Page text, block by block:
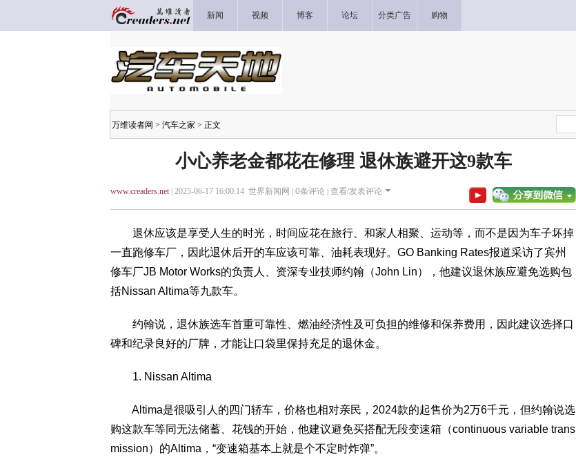
新闻 视频 博客 论坛 分类广告 购物
万维读者网 > 汽车之家 > 正文
小心养老金都花在修理 退休族避开这9款车
www.creaders.net| 2025-06-17 16:00:14 世界新闻网 | 0条评论 | 查看/发表评论
退休应该是享受人生的时光，时间应花在旅行、和家人相聚、运动等，而不是因为车子坏掉
一直跑修车厂，因此退休后开的车应该可靠、油耗表现好。GO Banking Rates报道采访了宾州
修车厂JB Motor Works的负责人、资深专业技师约翰（John Lin），他建议退休族应避免选购包
括Nissan Altima等九款车。
约翰说，退休族选车首重可靠性、燃油经济性及可负担的维修和保养费用，因此建议选择口
碑和纪录良好的厂牌，才能让口袋里保持充足的退休金。
1. Nissan Altima
Altima是很吸引人的四门轿车，价格也相对亲民，2024款的起售价为2万6千元，但约翰说选
购这款车等同无法储蓄、花钱的开始，他建议避免买搭配无段变速箱（continuous variable trans
mission）的Altima，“变速箱基本上就是个不定时炸弹”。